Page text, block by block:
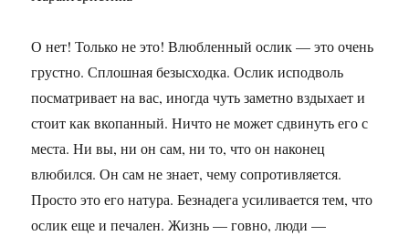
О нет! Только не это! Влюбленный ослик — это очень
грустно. Сплошная безысходка. Ослик исподволь
посматривает на вас, иногда чуть заметно вздыхает и
стоит как вкопанный. Ничто не может сдвинуть его с
места. Ни вы, ни он сам, ни то, что он наконец
влюбился. Он сам не знает, чему сопротивляется.
Просто это его натура. Безнадега усиливается тем, что
ослик еще и печален. Жизнь — говно, люди —